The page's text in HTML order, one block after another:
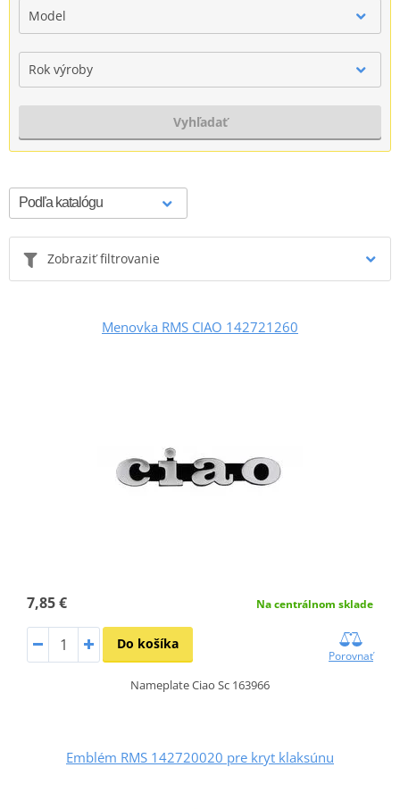
Model
Rok výroby
Vyhľadať
Zobraziť filtrovanie
Menovka RMS CIAO 142721260
7,85 € Na centrálnom sklade
Do košíka
Porovnať
Nameplate Ciao Sc 163966
Emblém RMS 142720020 pre kryt klaksúnu